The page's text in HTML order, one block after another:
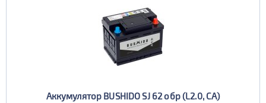
Аккумулятор BUSHIDO SJ 62 обр (L2.0, CA)